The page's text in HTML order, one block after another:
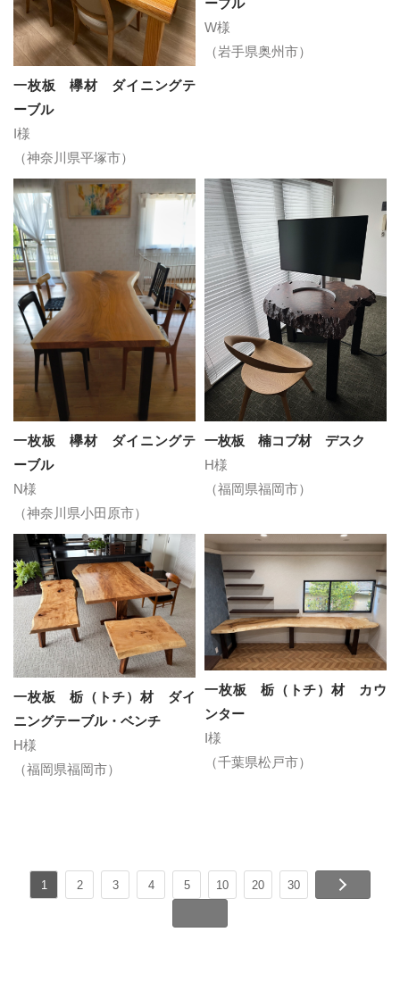
一枚板 欅材 ダイニングテ
ーブル
I様
（神奈川県平塚市）
W様
（岩手県奥州市）
一枚板 欅材 ダイニングテ
ーブル
N様
（神奈川県小田原市）
一枚板 楠コブ材 デスク
H様
（福岡県福岡市）
一枚板 栃（トチ）材 ダイ
ニングテーブル・ベンチ
H様
（福岡県福岡市）
一枚板 栃（トチ）材 カウ
ンター
I様
（千葉県松戸市）
1 2 3 4 5 10 20 30